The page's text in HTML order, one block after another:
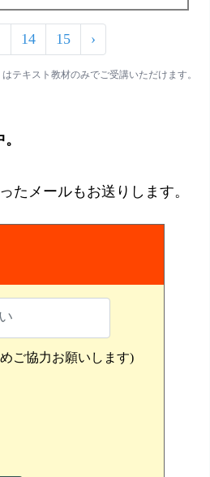
14 15 ›
テキスト教材のみでご受講いただけます。
たメールもお送りします。
ご協力お願いします)